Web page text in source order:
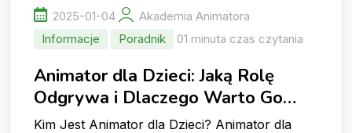
2025-01-04
Akademia Animatora
Informacje
Poradnik 01 minuta czas czytania
Animator dla Dzieci: Jaką Rolę
Odgrywa i Dlaczego Warto Go
Wynająć?
Kim Jest Animator dla Dzieci? Animator dla